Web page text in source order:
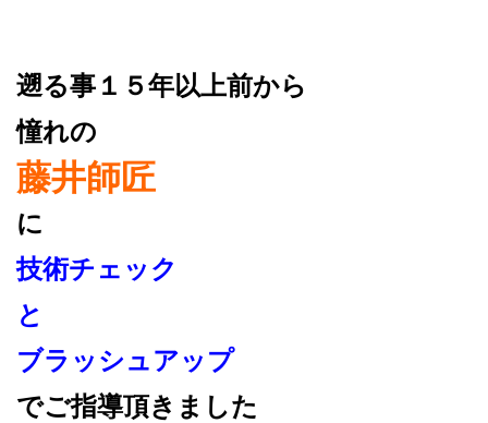
遡る事１５年以上前から
憧れの
藤井師匠
に
技術チェック
と
ブラッシュアップ
でご指導頂きました